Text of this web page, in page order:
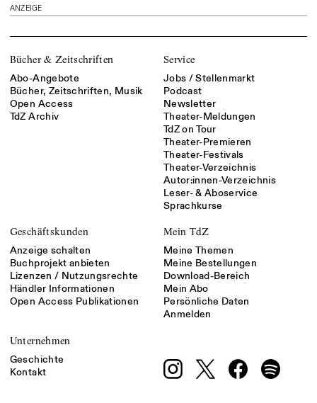
ANZEIGE
Bücher & Zeitschriften
Abo-Angebote
Bücher, Zeitschriften, Musik
Open Access
TdZ Archiv
Service
Jobs / Stellenmarkt
Podcast
Newsletter
Theater-Meldungen
TdZ on Tour
Theater-Premieren
Theater-Festivals
Theater-Verzeichnis
Autor:innen-Verzeichnis
Leser- & Aboservice
Sprachkurse
Geschäftskunden
Anzeige schalten
Buchprojekt anbieten
Lizenzen / Nutzungsrechte
Händler Informationen
Open Access Publikationen
Mein TdZ
Meine Themen
Meine Bestellungen
Download-Bereich
Mein Abo
Persönliche Daten
Anmelden
Unternehmen
Geschichte
Kontakt